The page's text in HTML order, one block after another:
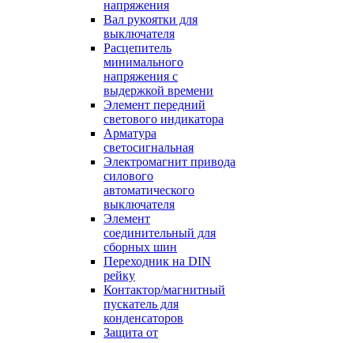
напряжения
Вал рукоятки для
выключателя
Расцепитель
минимального
напряжения с
выдержкой времени
Элемент передний
светового индикатора
Арматура
светосигнальная
Электромагнит привода
силового
автоматического
выключателя
Элемент
соединительный для
сборных шин
Переходник на DIN
рейку
Контактор/магнитный
пускатель для
конденсаторов
Защита от